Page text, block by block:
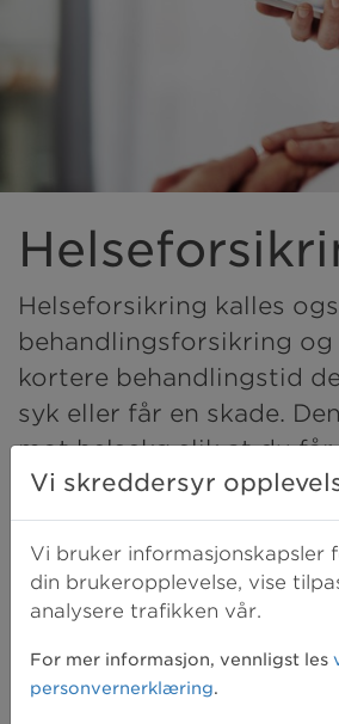
Helseforsikring kalles
behandlingsforsikring
kortere behandlingstid
syk eller får en skade.
mot helsekø slik at du får
behandling for lidelser
prioritert i det offentlige
har lang ventetid.
Sist oppdatert: 2. juni 2021 10:40
Bli medlem for å få tilgang
Vi skreddersyr
Vi bruker informasjonskapsler
din brukeropplevelse, vise
analysere trafikken vår.
For mer informasjon, vennligst les
personvernerklæring.